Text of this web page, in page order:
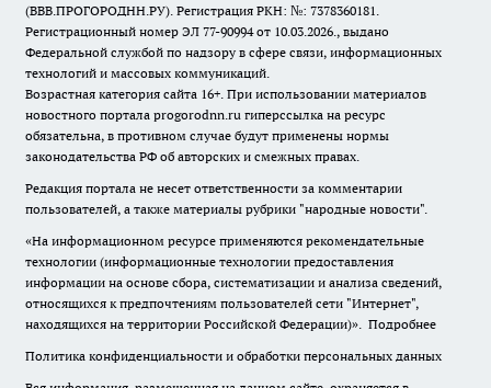
(ВВВ.ПРОГОРОДНН.РУ). Регистрация РКН: №: 7378360181.
Регистрационный номер ЭЛ 77-90994 от 10.03.2026., выдано
Федеральной службой по надзору в сфере связи, информационных
технологий и массовых коммуникаций.
Возрастная категория сайта 16+. При использовании материалов
новостного портала progorodnn.ru гиперссылка на ресурс
обязательна, в противном случае будут применены нормы
законодательства РФ об авторских и смежных правах.
Редакция портала не несет ответственности за комментарии
пользователей, а также материалы рубрики "народные новости".
«На информационном ресурсе применяются рекомендательные
технологии (информационные технологии предоставления
информации на основе сбора, систематизации и анализа сведений,
относящихся к предпочтениям пользователей сети "Интернет",
находящихся на территории Российской Федерации)». Подробнее
Политика конфиденциальности и обработки персональных данных